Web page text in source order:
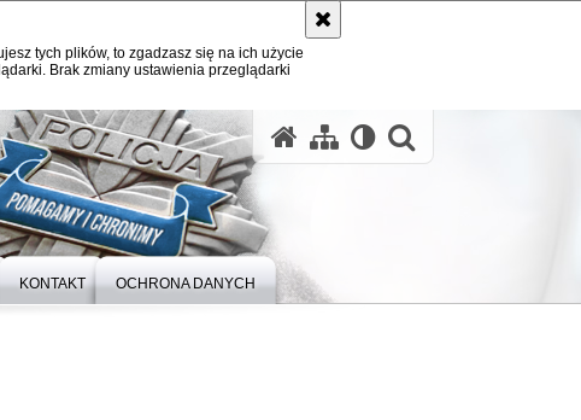
tych plików, to zgadzasz się na ich użycie
Brak zmiany ustawienia przeglądarki
KONTAKT OCHRONA DANYCH